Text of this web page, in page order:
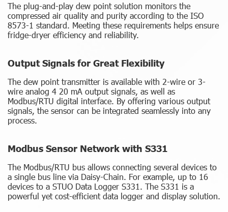
The plug-and-play dew point solution monitors the
compressed air quality and purity according to the ISO
8573-1 standard. Meeting these requirements helps ensure
fridge-dryer efficiency and reliability.
Output Signals for Great Flexibility
The dew point transmitter is available with 2-wire or 3-
wire analog 4 20 mA output signals, as well as
Modbus/RTU digital interface. By offering various output
signals, the sensor can be integrated seamlessly into any
process.
Modbus Sensor Network with S331
The Modbus/RTU bus allows connecting several devices to
a single bus line via Daisy-Chain. For example, up to 16
devices to a STUO Data Logger S331. The S331 is a
powerful yet cost-efficient data logger and display solution.